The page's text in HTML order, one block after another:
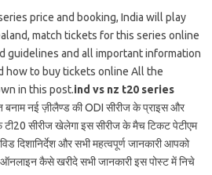
price and booking, India will play
match tickets for this series online
guidelines and all important information
how to buy tickets online All the
in this post.ind vs nz t20 series
बनाम नई ज़ीलैण्ड की ODI सीरीज के प्राइस और
सीरीज खेलेगा इस सीरीज के मैच टिकट पेटीएम
दिशानिर्देश और सभी महत्वपूर्ण जानकारी आपको
कैसे खरीदे सभी जानकारी इस पोस्ट में निचे